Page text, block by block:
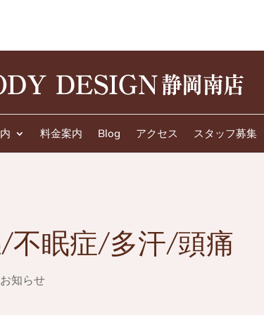
料金案内 Blog アクセス スタッフ募集
不眠症/多汗/頭痛
お知らせ